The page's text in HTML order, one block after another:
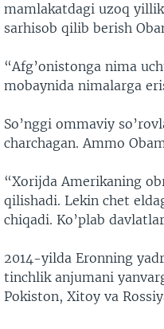
mamlakatdagi uzoq
sarhisob qilib berish
“Afg’onistonga nima
mobaynida nimalarga
So’nggi ommaviy
charchagan. Ammo
“Xorijda Amerikaning
qilishadi. Lekin chet
chiqadi. Ko’plab
2014-yilda Eronning
tinchlik anjumani
Pokiston, Xitoy va